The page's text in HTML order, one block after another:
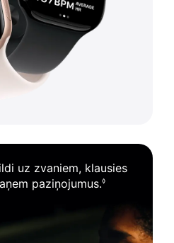
uz zvaniem, klausies
paziņojumus.◊